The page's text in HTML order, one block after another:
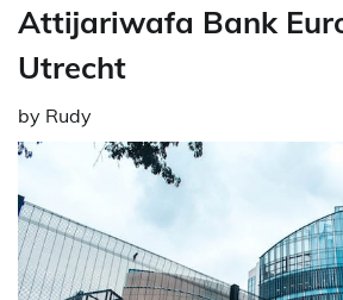
Attijariwafa Bank
Utrecht
by Rudy